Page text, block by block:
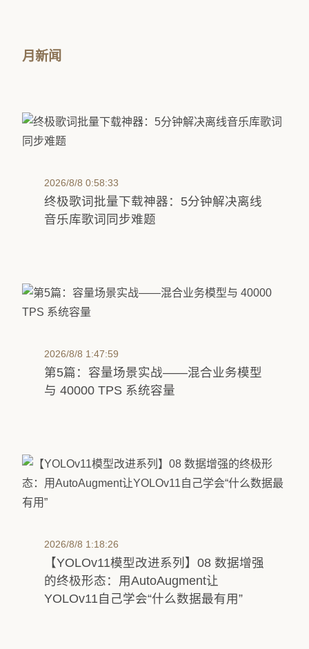
月新闻
2026/8/8 0:58:33
终极歌词批量下载神器：5分钟解决离线
音乐库歌词同步难题
2026/8/8 1:47:59
第5篇：容量场景实战——混合业务模型
与 40000 TPS 系统容量
2026/8/8 1:18:26
【YOLOv11模型改进系列】08 数据增强
的终极形态：用AutoAugment让
YOLOv11自己学会“什么数据最有用”